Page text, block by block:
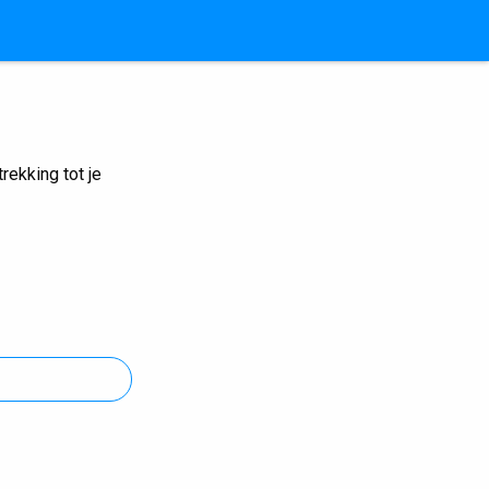
tot je